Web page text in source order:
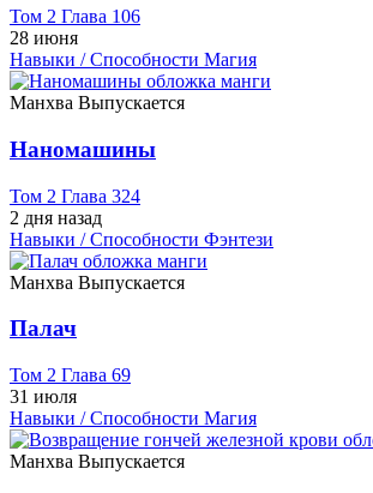
Том 2 Глава 106
28 июня
Навыки / Способности Магия
Манхва Выпускается
Наномашины
Том 2 Глава 324
2 дня назад
Навыки / Способности Фэнтези
Манхва Выпускается
Палач
Том 2 Глава 69
31 июля
Навыки / Способности Магия
Манхва Выпускается